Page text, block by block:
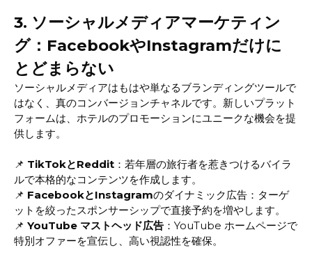
3. ソーシャルメディアマーケティン
グ：FacebookやInstagramだけに
とどまらない
ソーシャルメディアはもはや単なるブランディングツールで
はなく、真のコンバージョンチャネルです。新しいプラット
フォームは、ホテルのプロモーションにユニークな機会を提
供します。
📌 TikTokとReddit ：若年層の旅行者を惹きつけるバイラ
ルで本格的なコンテンツを作成します。
📌 FacebookとInstagramのダイナミック広告：ターゲ
ットを絞ったスポンサーシップで直接予約を増やします。
📌 YouTube マストヘッド広告 ：YouTube ホームページで
特別オファーを宣伝し、高い視認性を確保。